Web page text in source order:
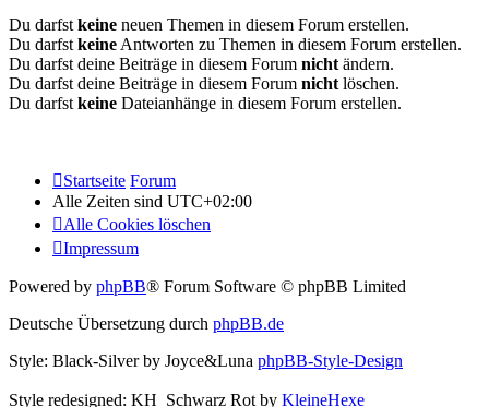
Du darfst keine neuen Themen in diesem Forum erstellen.
Du darfst keine Antworten zu Themen in diesem Forum erstellen.
Du darfst deine Beiträge in diesem Forum nicht ändern.
Du darfst deine Beiträge in diesem Forum nicht löschen.
Du darfst keine Dateianhänge in diesem Forum erstellen.
Startseite Forum
Alle Zeiten sind UTC+02:00
Alle Cookies löschen
Impressum
Powered by phpBB® Forum Software © phpBB Limited
Deutsche Übersetzung durch phpBB.de
Style: Black-Silver by Joyce&Luna phpBB-Style-Design
Style redesigned: KH_Schwarz Rot by KleineHexe